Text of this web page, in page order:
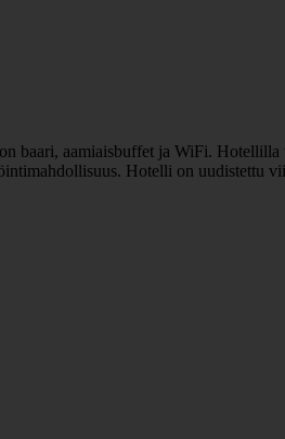
baari, aamiaisbuffet ja WiFi.
Hotelli on uudistettu